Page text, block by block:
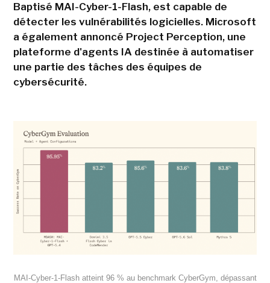
Baptisé MAI-Cyber-1-Flash, est capable de
détecter les vulnérabilités logicielles. Microsoft
a également annoncé Project Perception, une
plateforme d'agents IA destinée à automatiser
une partie des tâches des équipes de
cybersécurité.
MAI-Cyber-1-Flash atteint 96 % au benchmark CyberGym, dépassant